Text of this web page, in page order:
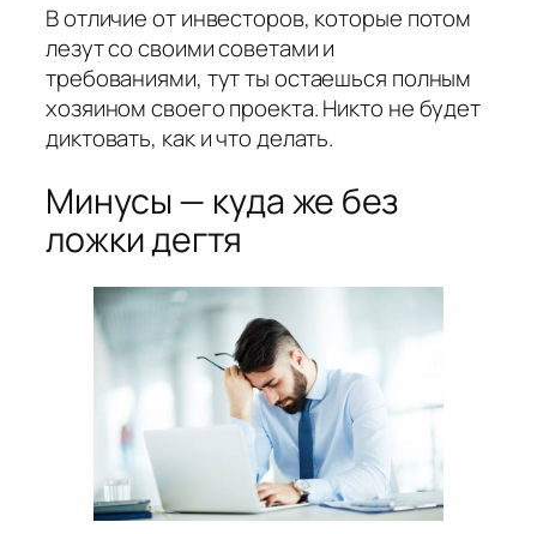
В отличие от инвесторов, которые потом
лезут со своими советами и
требованиями, тут ты остаешься полным
хозяином своего проекта. Никто не будет
диктовать, как и что делать.
Минусы — куда же без
ложки дегтя